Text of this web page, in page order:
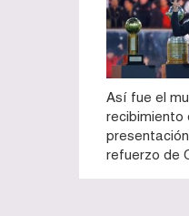
Así fue el
recibimiento
refuerzo de